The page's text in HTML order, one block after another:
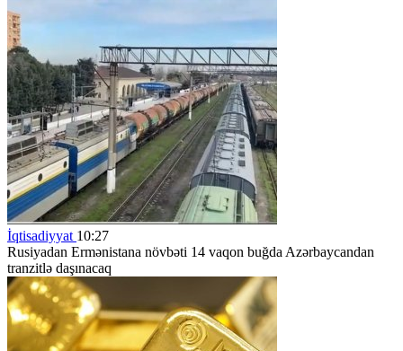
İqtisadiyyat 10:27
Rusiyadan Ermənistana növbəti 14 vaqon buğda Azərbaycandan
tranzitlə daşınacaq